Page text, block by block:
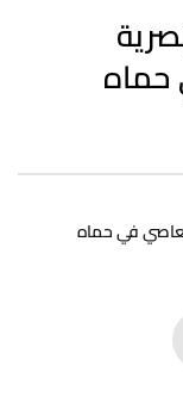
حماه
في حماه